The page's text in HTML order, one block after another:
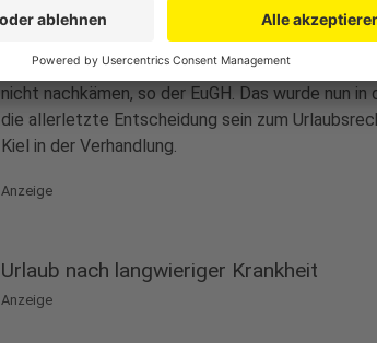
versetzt hat, seinen Urlaubsanspruch
eindeutig: Nein, sagte der Gerichtshof in
langer Krankheit verfallen, wenn Arbeitgeber
nicht nachkämen, so der EuGH. Das wurde nun
die allerletzte Entscheidung sein zum
Kiel in der Verhandlung.
Anzeige
Urlaub nach langwieriger Krankheit
Anzeige